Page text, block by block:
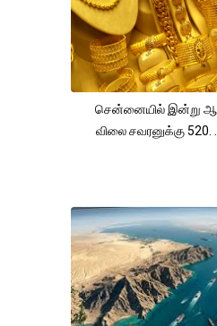
சென்னையில் இன்று
விலை சவரனுக்கு 520.